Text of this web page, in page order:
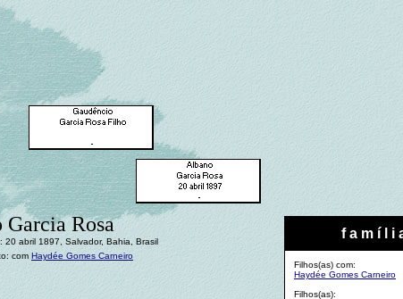
f a m í l i
Filhos(as) com:
Haydée Gomes Carneiro
Filhos(as):
Garcia Rosa
20 abril 1897, Salvador, Bahia, Brasil
com Haydée Gomes Carneiro